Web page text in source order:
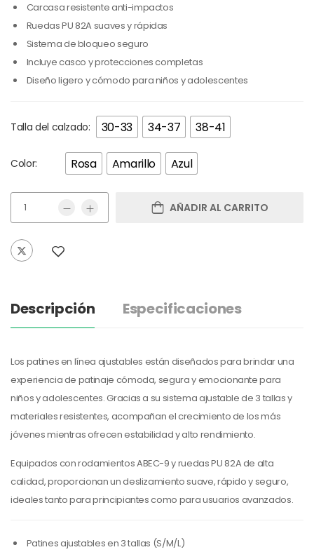
Carcasa resistente anti-impactos
Ruedas PU 82A suaves y rápidas
Sistema de bloqueo seguro
Incluye casco y protecciones completas
Diseño ligero y cómodo para niños y adolescentes
Talla del calzado: 30-33 34-37 38-41
Color: Rosa Amarillo Azul
AÑADIR AL CARRITO
Descripción Especificaciones
Los patines en línea ajustables están diseñados para brindar una
experiencia de patinaje cómoda, segura y emocionante para
niños y adolescentes. Gracias a su sistema ajustable de 3 tallas y
materiales resistentes, acompañan el crecimiento de los más
jóvenes mientras ofrecen estabilidad y alto rendimiento.
Equipados con rodamientos ABEC-9 y ruedas PU 82A de alta
calidad, proporcionan un deslizamiento suave, rápido y seguro,
ideales tanto para principiantes como para usuarios avanzados.
Patines ajustables en 3 tallas (S/M/L)